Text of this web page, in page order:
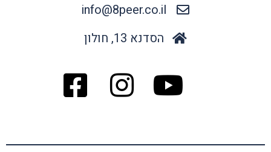
info@8peer.co.il
הסדנא 13, חולון